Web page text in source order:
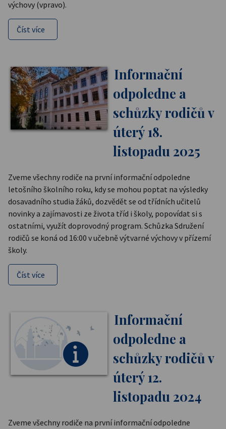
výchovy (vpravo).
Číst více
Informační
odpoledne a
schůzky rodičů v
úterý 18.
listopadu 2025
Zveme všechny rodiče na první informační odpoledne
letošního školního roku, kdy se mohou poptat na výsledky
dosavadního studia žáků, dozvědět se od třídních učitelů
novinky a zajímavosti ze života tříd i školy, popovídat si s
ostatními, využít doprovodný program. Schůzka Sdružení
rodičů se koná od 16:00 v učebně výtvarné výchovy v přízemí
školy.
Číst více
Informační
odpoledne a
schůzky rodičů v
úterý 12.
listopadu 2024
Zveme všechny rodiče na první informační odpoledne